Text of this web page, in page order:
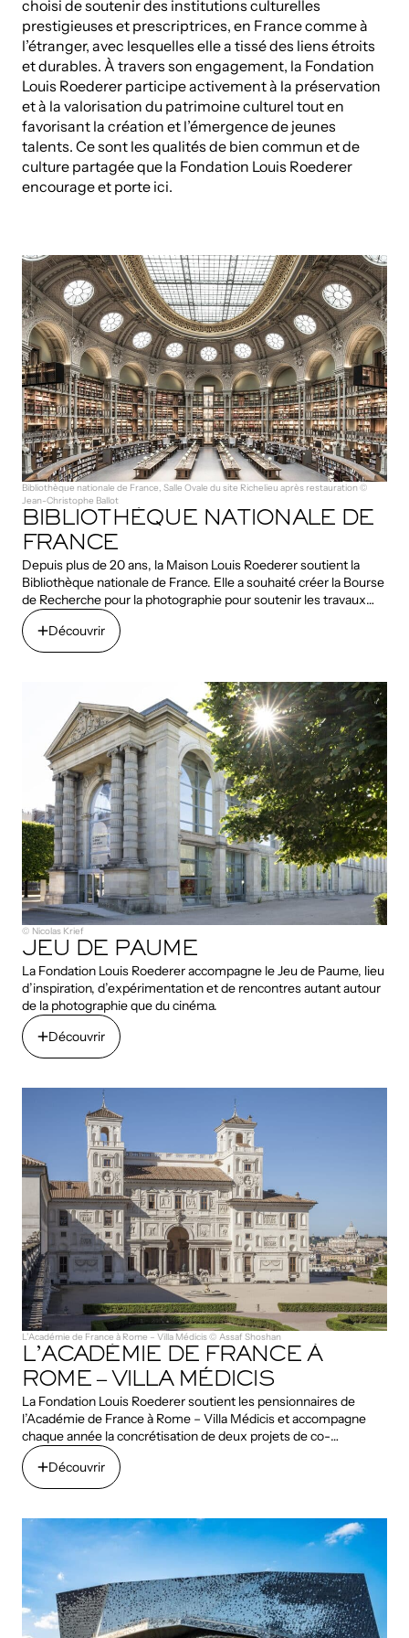
choisi de soutenir des institutions culturelles
prestigieuses et prescriptrices, en France comme à
l’étranger, avec lesquelles elle a tissé des liens étroits
et durables. À travers son engagement, la Fondation
Louis Roederer participe activement à la préservation
et à la valorisation du patrimoine culturel tout en
favorisant la création et l’émergence de jeunes
talents. Ce sont les qualités de bien commun et de
culture partagée que la Fondation Louis Roederer
encourage et porte ici.
Bibliothèque nationale de France, Salle Ovale du site Richelieu après restauration ©
Jean-Christophe Ballot
BIBLIOTHÈQUE NATIONALE DE
FRANCE
Depuis plus de 20 ans, la Maison Louis Roederer soutient la
Bibliothèque nationale de France. Elle a souhaité créer la Bourse
de Recherche pour la photographie pour soutenir les travaux
scientifiques menés dans les collections, documenter et
valoriser le patrimoine photographique inestimable de
l’institution.
Découvrir
© Nicolas Krief
JEU DE PAUME
La Fondation Louis Roederer accompagne le Jeu de Paume, lieu
d’inspiration, d’expérimentation et de rencontres autant autour
de la photographie que du cinéma.
Découvrir
L’Académie de France à Rome – Villa Médicis © Assaf Shoshan
L’ACADÉMIE DE FRANCE À
ROME – VILLA MÉDICIS
La Fondation Louis Roederer soutient les pensionnaires de
l’Académie de France à Rome – Villa Médicis et accompagne
chaque année la concrétisation de deux projets de co-
production.
Découvrir